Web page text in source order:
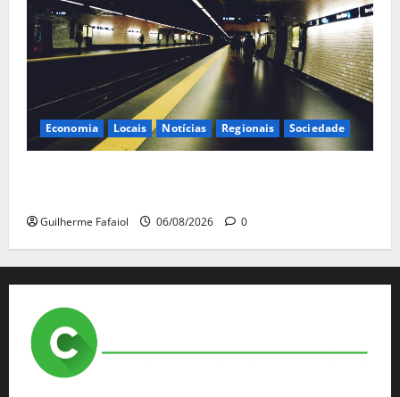
Economia Locais Notícias Regionais Sociedade
Guilherme Fafaiol 06/08/2026 0